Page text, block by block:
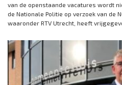
van de openstaande vacatures wordt
de Nationale Politie op verzoek van de
waaronder RTV Utrecht, heeft